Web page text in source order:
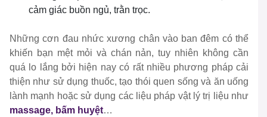
cảm giác buồn ngủ, trằn trọc.
Những cơn đau nhức xương chân vào ban đêm có thể
khiến bạn mệt mỏi và chán nản, tuy nhiên không cần
quá lo lắng bởi hiện nay có rất nhiều phương pháp cải
thiện như sử dụng thuốc, tạo thói quen sống và ăn uống
lành mạnh hoặc sử dụng các liệu pháp vật lý trị liệu như
massage, bấm huyệt…